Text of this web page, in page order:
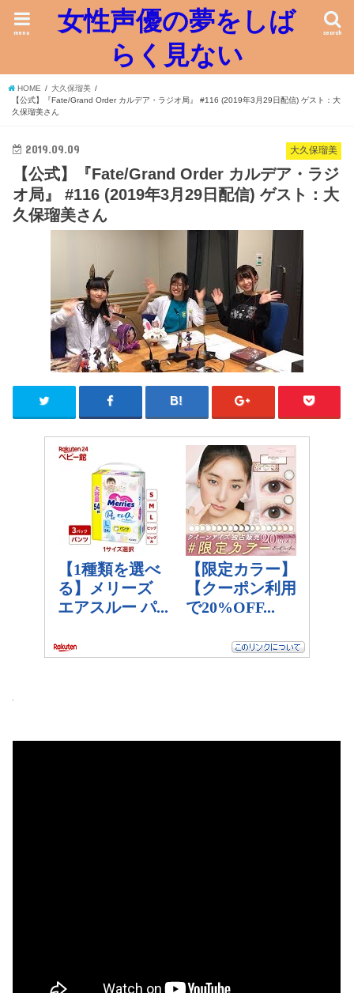
女性声優の夢をしば
らく見ない
search
menu
HOME
大久保瑠美
【公式】『Fate/Grand Order カルデア・ラジオ局』 #116 (2019年3月29日配信) ゲスト：大
久保瑠美さん
大久保瑠美
2019.09.09
【公式】『Fate/Grand Order カルデア・ラジ
オ局』 #116 (2019年3月29日配信) ゲスト：大
久保瑠美さん